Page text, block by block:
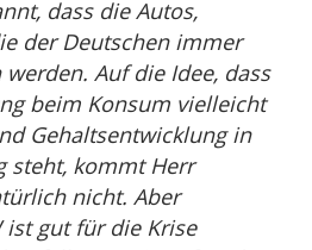
dass die Autos,
der Deutschen immer
Auf die Idee, dass
beim Konsum vielleicht
Gehaltsentwicklung in
steht, kommt Herr
nicht. Aber
ist gut für die Krise